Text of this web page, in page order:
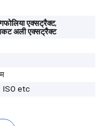
एक्सट्रैक्ट,
अली एक्सट्रैक्ट
ISO etc